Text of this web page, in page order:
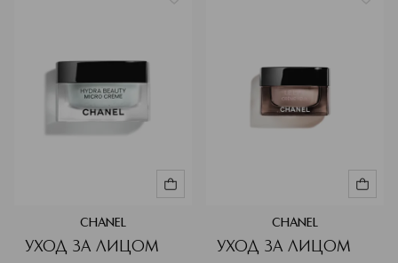
CHANEL
УХОД ЗА ЛИЦОМ
CHANEL
УХОД ЗА ЛИЦОМ